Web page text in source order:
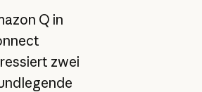
Q in
zwei